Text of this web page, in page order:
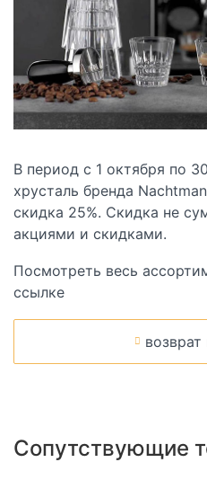
В период с 1 октября по
хрусталь бренда
скидка 25%. Скидка не
акциями и скидками.
Посмотреть весь
ссылке
возврат
Сопутствующие